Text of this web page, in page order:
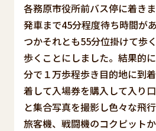
各務原市役所前バス停に着き
発車まで45分程度待ち時間が
つかそれとも55分位掛けて歩
歩くことにしました。結果的
分で１万歩程歩き目的地に到
着して入場券を購入して入り
と集合写真を撮影し色々な飛
旅客機、戦闘機のコクピット